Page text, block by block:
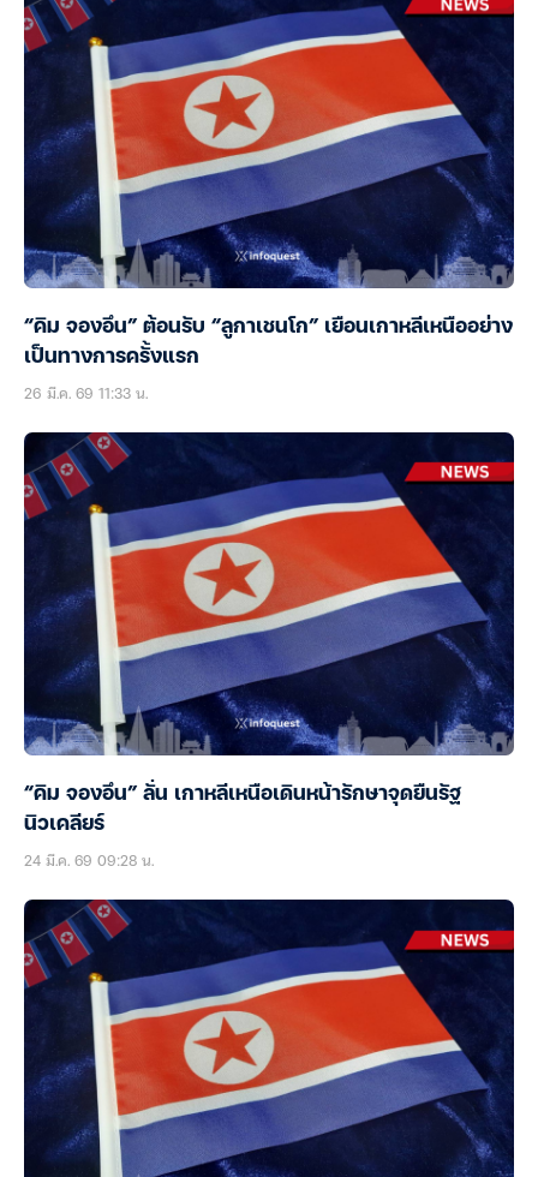
“คิม จองอึน” ต้อนรับ “ลูกาเชนโก” เยือนเกาหลีเหนืออย่าง
เป็นทางการครั้งแรก
26 มี.ค. 69 11:33 น.
“คิม จองอึน” ลั่น เกาหลีเหนือเดินหน้ารักษาจุดยืนรัฐ
นิวเคลียร์
24 มี.ค. 69 09:28 น.